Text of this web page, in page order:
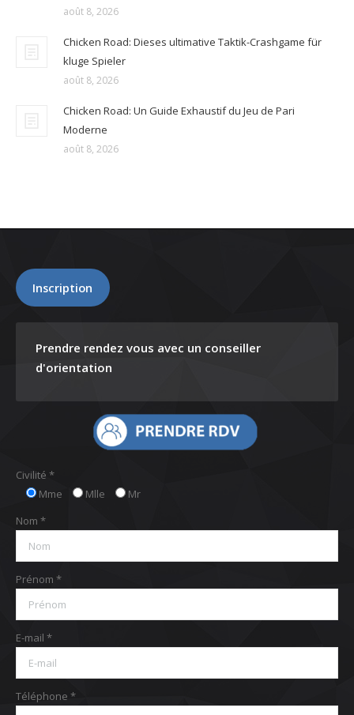
août 8, 2026
Chicken Road: Dieses ultimative Taktik-Crashgame für
kluge Spieler
août 8, 2026
Chicken Road: Un Guide Exhaustif du Jeu de Pari
Moderne
août 8, 2026
Inscription
Prendre rendez vous avec un conseiller
d'orientation
Civilité *
Mme
Mlle
Mr
Nom *
Prénom *
E-mail *
Téléphone *